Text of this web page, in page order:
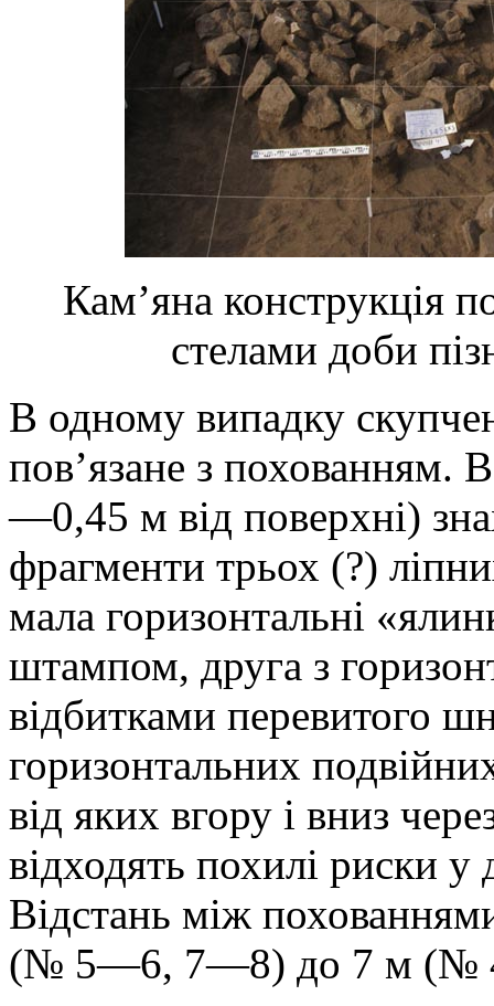
Кам’яна конструкція
стелами доби
В одному випадку
пов’язане з похованням.
—0,45 м від поверхні)
фрагменти трьох (?)
мала горизонтальні
штампом, друга з
відбитками перевитого
горизонтальних
від яких вгору і вниз
відходять похилі риски у
Відстань між
(№ 5—6, 7—8) до 7 м